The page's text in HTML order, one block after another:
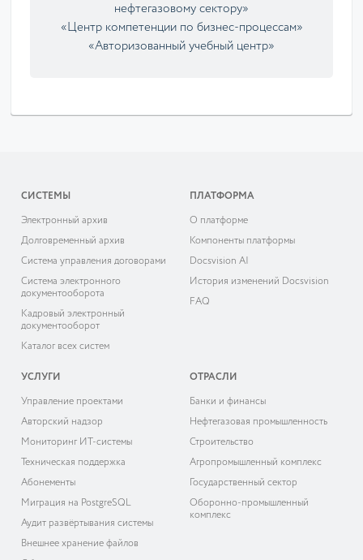
нефтегазовому сектору»
«Центр компетенции по бизнес-процессам»
«Авторизованный учебный центр»
СИСТЕМЫ
Электронный архив
Долговременный архив
Система управления договорами
Система электронного
документооборота
Кадровый электронный
документооборот
Каталог всех систем
ПЛАТФОРМА
О платформе
Компоненты платформы
Docsvision AI
История изменений Docsvision
FAQ
УСЛУГИ
Управление проектами
Авторский надзор
Мониторинг ИТ-системы
Техническая поддержка
Абонементы
Миграция на PostgreSQL
Аудит развёртывания системы
Внешнее хранение файлов
ОТРАСЛИ
Банки и финансы
Нефтегазовая промышленность
Строительство
Агропромышленный комплекс
Государственный сектор
Оборонно-промышленный
комплекс